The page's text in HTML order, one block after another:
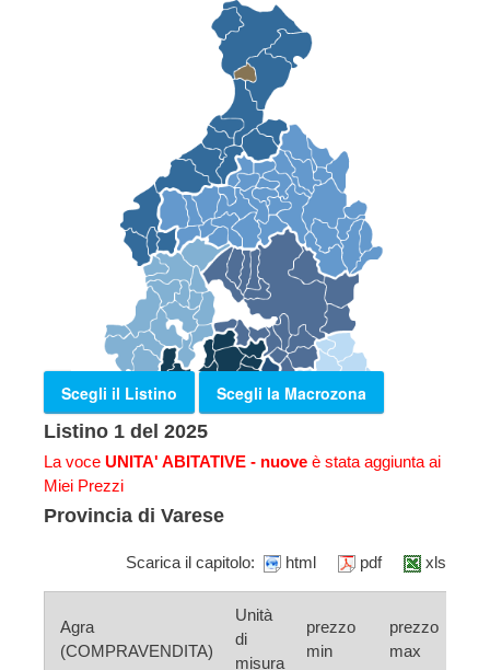
Scegli il Listino
Scegli la Macrozona
Listino 1 del 2025
La voce UNITA' ABITATIVE - nuove è stata aggiunta ai
Miei Prezzi
Provincia di Varese
Scarica il capitolo: html pdf xls
Agra
(COMPRAVENDITA)
Unità
di
misura
prezzo
min
prezzo
max